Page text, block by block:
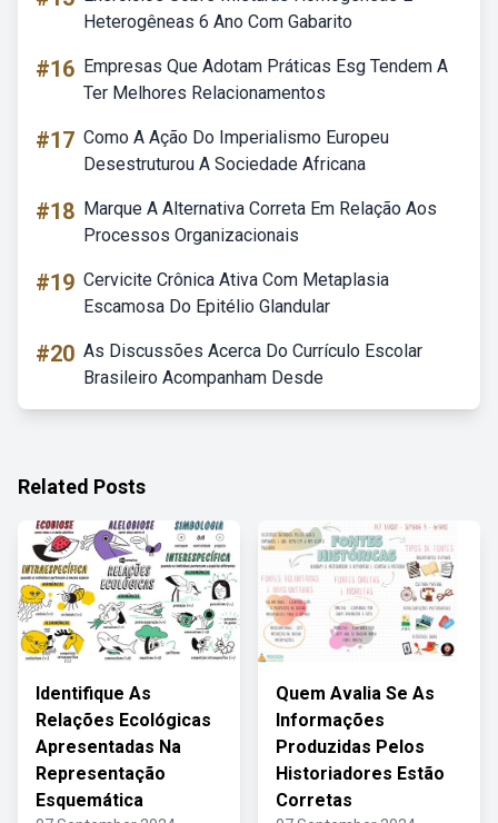
Heterogêneas 6 Ano Com Gabarito
#16 Empresas Que Adotam Práticas Esg Tendem A
Ter Melhores Relacionamentos
#17 Como A Ação Do Imperialismo Europeu
Desestruturou A Sociedade Africana
#18 Marque A Alternativa Correta Em Relação Aos
Processos Organizacionais
#19 Cervicite Crônica Ativa Com Metaplasia
Escamosa Do Epitélio Glandular
#20 As Discussões Acerca Do Currículo Escolar
Brasileiro Acompanham Desde
Related Posts
Identifique As
Relações Ecológicas
Apresentadas Na
Representação
Esquemática
Quem Avalia Se As
Informações
Produzidas Pelos
Historiadores Estão
Corretas